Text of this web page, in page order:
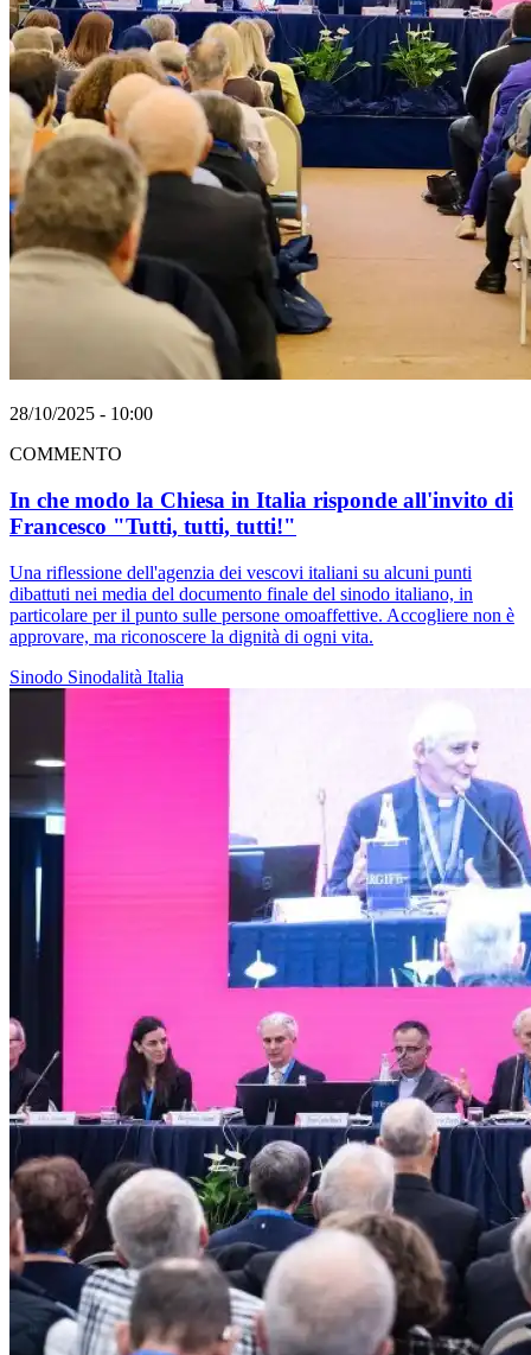
28/10/2025 - 10:00
COMMENTO
In che modo la Chiesa in Italia risponde all'invito di
Francesco "Tutti, tutti, tutti!"
Una riflessione dell'agenzia dei vescovi italiani su alcuni punti
dibattuti nei media del documento finale del sinodo italiano, in
particolare per il punto sulle persone omoaffettive. Accogliere non è
approvare, ma riconoscere la dignità di ogni vita.
Sinodo Sinodalità Italia